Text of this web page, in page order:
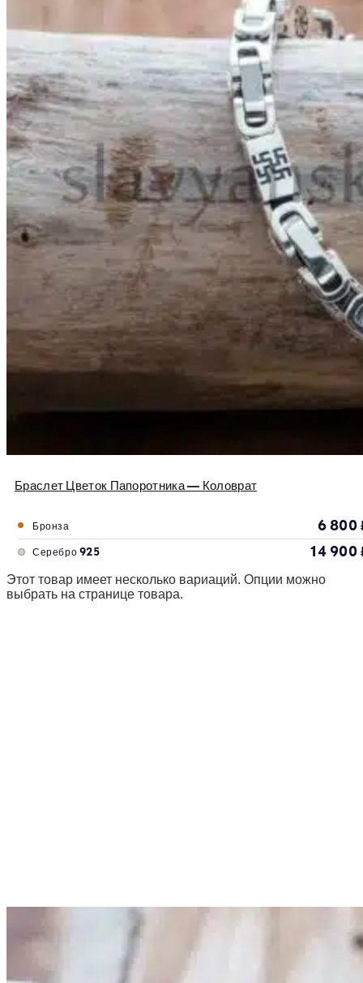
Браслет Цветок Папоротника — Коловрат
Бронза 6 800
Серебро 925 14 900
Этот товар имеет несколько вариаций. Опции можно
выбрать на странице товара.